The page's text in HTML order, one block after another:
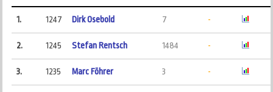
1. 1247 Dirk Osebold 7 -
2. 1245 Stefan Rentsch 1484 -
3. 1235 Marc Föhrer 3 -